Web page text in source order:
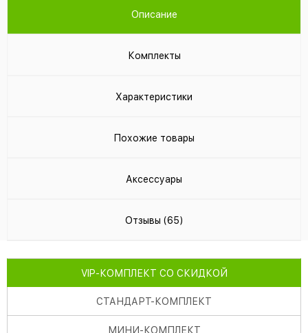
Описание
Комплекты
Характеристики
Похожие товары
Аксессуары
Отзывы (65)
VIP-КОМПЛЕКТ СО СКИДКОЙ
СТАНДАРТ-КОМПЛЕКТ
МИНИ-КОМПЛЕКТ